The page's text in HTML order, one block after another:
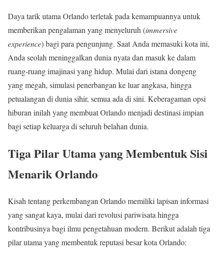
Daya tarik utama Orlando terletak pada kemampuannya untuk
memberikan pengalaman yang menyeluruh (immersive
experience) bagi para pengunjung. Saat Anda memasuki kota ini,
Anda seolah meninggalkan dunia nyata dan masuk ke dalam
ruang-ruang imajinasi yang hidup. Mulai dari istana dongeng
yang megah, simulasi penerbangan ke luar angkasa, hingga
petualangan di dunia sihir, semua ada di sini. Keberagaman opsi
hiburan inilah yang membuat Orlando menjadi destinasi impian
bagi setiap keluarga di seluruh belahan dunia.
Tiga Pilar Utama yang Membentuk Sisi
Menarik Orlando
Kisah tentang perkembangan Orlando memiliki lapisan informasi
yang sangat kaya, mulai dari revolusi pariwisata hingga
kontribusinya bagi ilmu pengetahuan modern. Berikut adalah tiga
pilar utama yang membentuk reputasi besar kota Orlando: